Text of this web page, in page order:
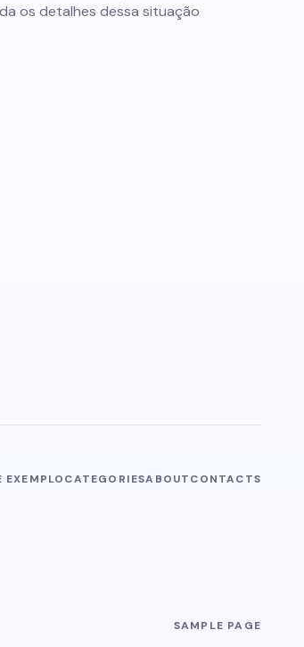
os detalhes dessa situação
EXEMPLOCATEGORIESABOUTCONTACTS
SAMPLE PAGE